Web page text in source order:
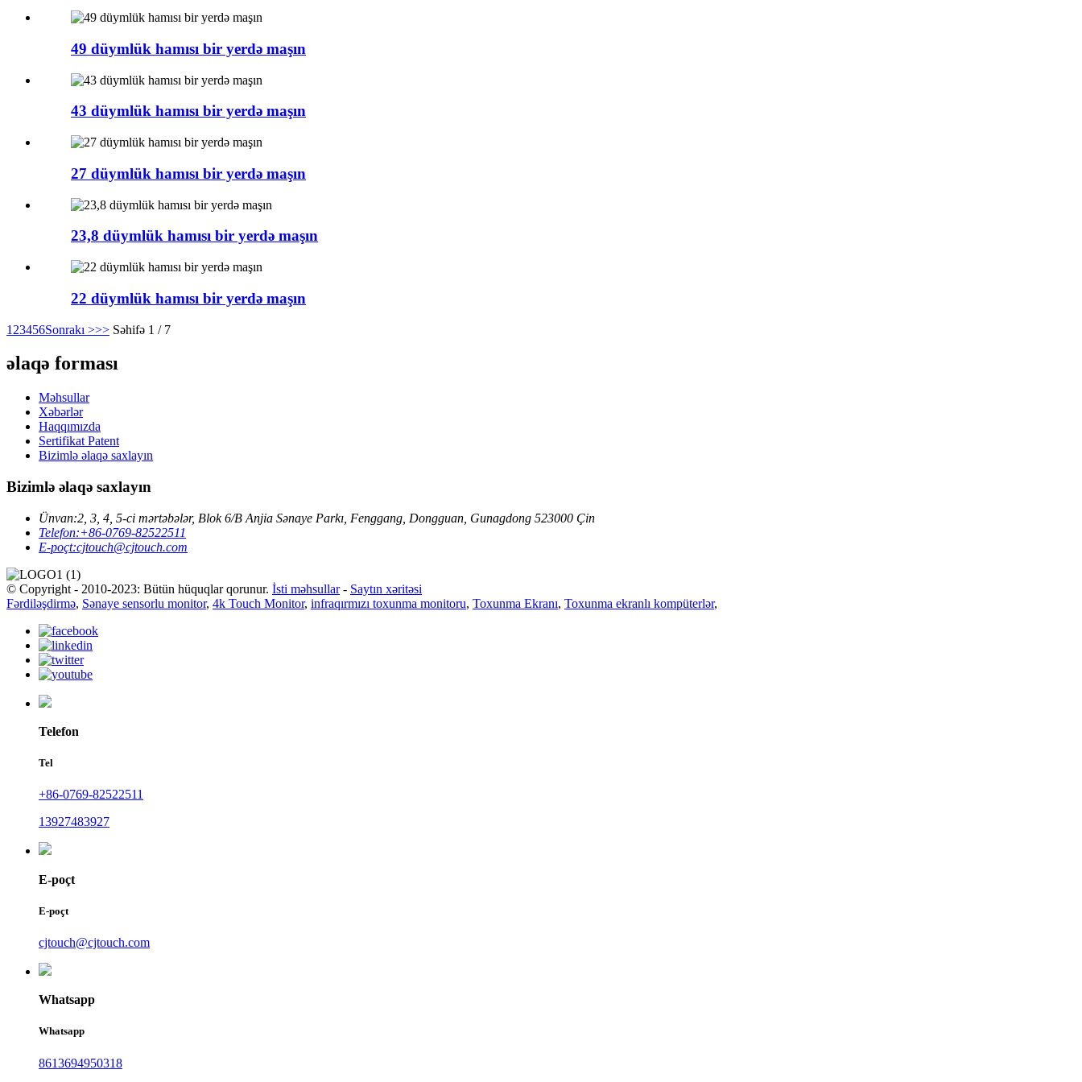
49 düymlük hamısı bir yerdə maşın
43 düymlük hamısı bir yerdə maşın
27 düymlük hamısı bir yerdə maşın
23,8 düymlük hamısı bir yerdə maşın
22 düymlük hamısı bir yerdə maşın
1 23456Sonrakı >>> Səhifə 1 / 7
əlaqə forması
Məhsullar
Xəbərlər
Haqqımızda
Sertifikat Patent
Bizimlə əlaqə saxlayın
Bizimlə əlaqə saxlayın
Ünvan:2, 3, 4, 5-ci mərtəbələr, Blok 6/B Anjia Sənaye Parkı, Fenggang, Dongguan, Gunagdong 523000 Çin
Telefon:+86-0769-82522511
E-poçt:cjtouch@cjtouch.com
© Copyright - 2010-2023: Bütün hüquqlar qorunur. İsti məhsullar- Saytın xəritəsi
Fərdiləşdirmə, Sənaye sensorlu monitor, 4k Touch Monitor, infraqırmızı toxunma monitoru, Toxunma Ekranı, Toxunma ekranlı kompüterlər,
Telefon
Tel
+86-0769-82522511
13927483927
E-poçt
E-poçt
cjtouch@cjtouch.com
Whatsapp
Whatsapp
8613694950318